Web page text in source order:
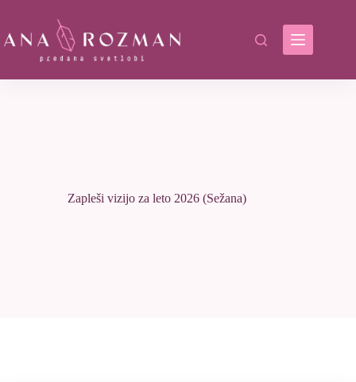
content
Zapleši vizijo za leto 2026 (Sežana)